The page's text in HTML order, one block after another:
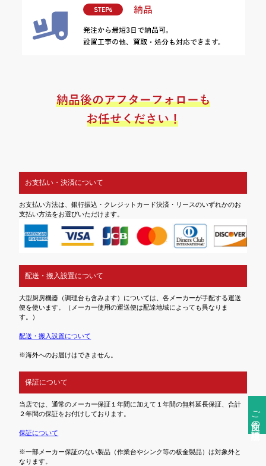
ご注文前の確認事項
お支払い・決済について
お支払い方法は、銀行振込・クレジットカード決済・リースのいずれかのお
支払い方法をお選びいただけます。
配送・搬入設置について
大型厨房機器（調理台も含みます）については、各メーカーが手配する運送
便を使います。（メーカー使用の運送便は配達地域によっても異なりま
す。）
配送・搬入設置について
※海外へのお届けはできません。
保証について
当店では、通常のメーカー保証１年間に加えて１年間の無料延長保証、合計
２年間の保証をお付けしております。
保証について
※一部メーカー保証のない製品（作業台やシンク等の板金製品）は対象外と
なります。